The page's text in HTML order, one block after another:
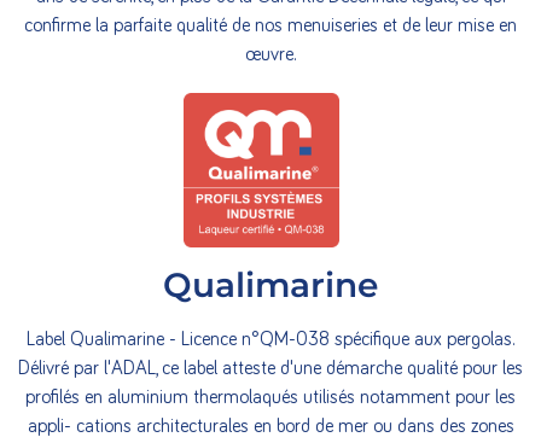
confirme la parfaite qualité de nos menuiseries et de leur mise en
œuvre.
Qualimarine
Label Qualimarine - Licence n°QM-038 spécifique aux pergolas.
Délivré par l'ADAL, ce label atteste d'une démarche qualité pour les
profilés en aluminium thermolaqués utilisés notamment pour les
appli- cations architecturales en bord de mer ou dans des zones